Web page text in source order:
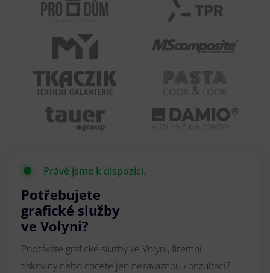
Právě jsme k dispozici.
Potřebujete
grafické služby
ve Volyni?
Poptáváte grafické služby ve Volyni, firemní
tiskoviny nebo chcete jen nezávaznou konzultaci?